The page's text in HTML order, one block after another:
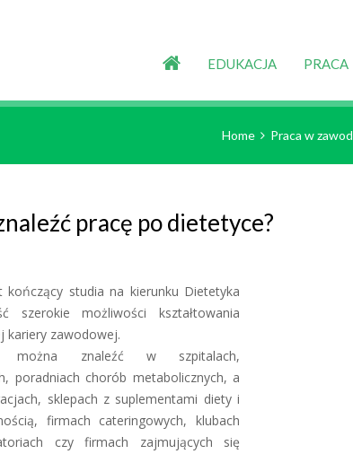
EDUKACJA PRACA
Home Praca w
pracę po dietetyce?
szerokie możliwości kształtowania
kariery zawodowej.
można znaleźć w szpitalach,
poradniach chorób metabolicznych, a
sklepach z suplementami diety i
firmach cateringowych, klubach
czy firmach zajmujących się